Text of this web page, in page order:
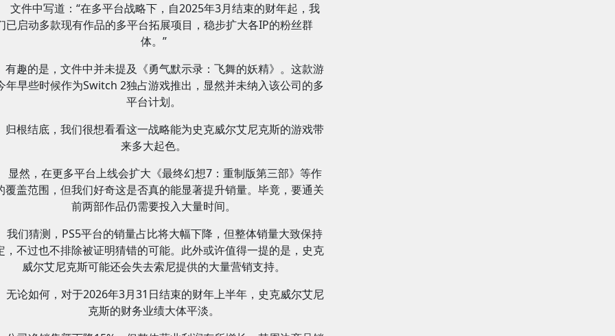
文件中写道：“在多平台战略下，自2025年3月结束的财年起，我
已启动多款现有作品的多平台拓展项目，稳步扩大各IP的粉丝群
体。”
有趣的是，文件中并未提及《勇气默示录：飞舞的妖精》。这款游
年早些时候作为Switch 2独占游戏推出，显然并未纳入该公司的多
平台计划。
归根结底，我们很想看看这一战略能为史克威尔艾尼克斯的游戏带
来多大起色。
显然，在更多平台上线会扩大《最终幻想7：重制版第三部》等作
覆盖范围，但我们好奇这是否真的能显著提升销量。毕竟，要通关
前两部作品仍需要投入大量时间。
我们猜测，PS5平台的销量占比将大幅下降，但整体销量大致保持
，不过也不排除被证明猜错的可能。此外或许值得一提的是，史克
威尔艾尼克斯可能还会失去索尼提供的大量营销支持。
无论如何，对于2026年3月31日结束的财年上半年，史克威尔艾尼
克斯的财务业绩大体平淡。